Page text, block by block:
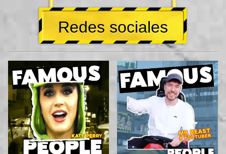
Redes sociales